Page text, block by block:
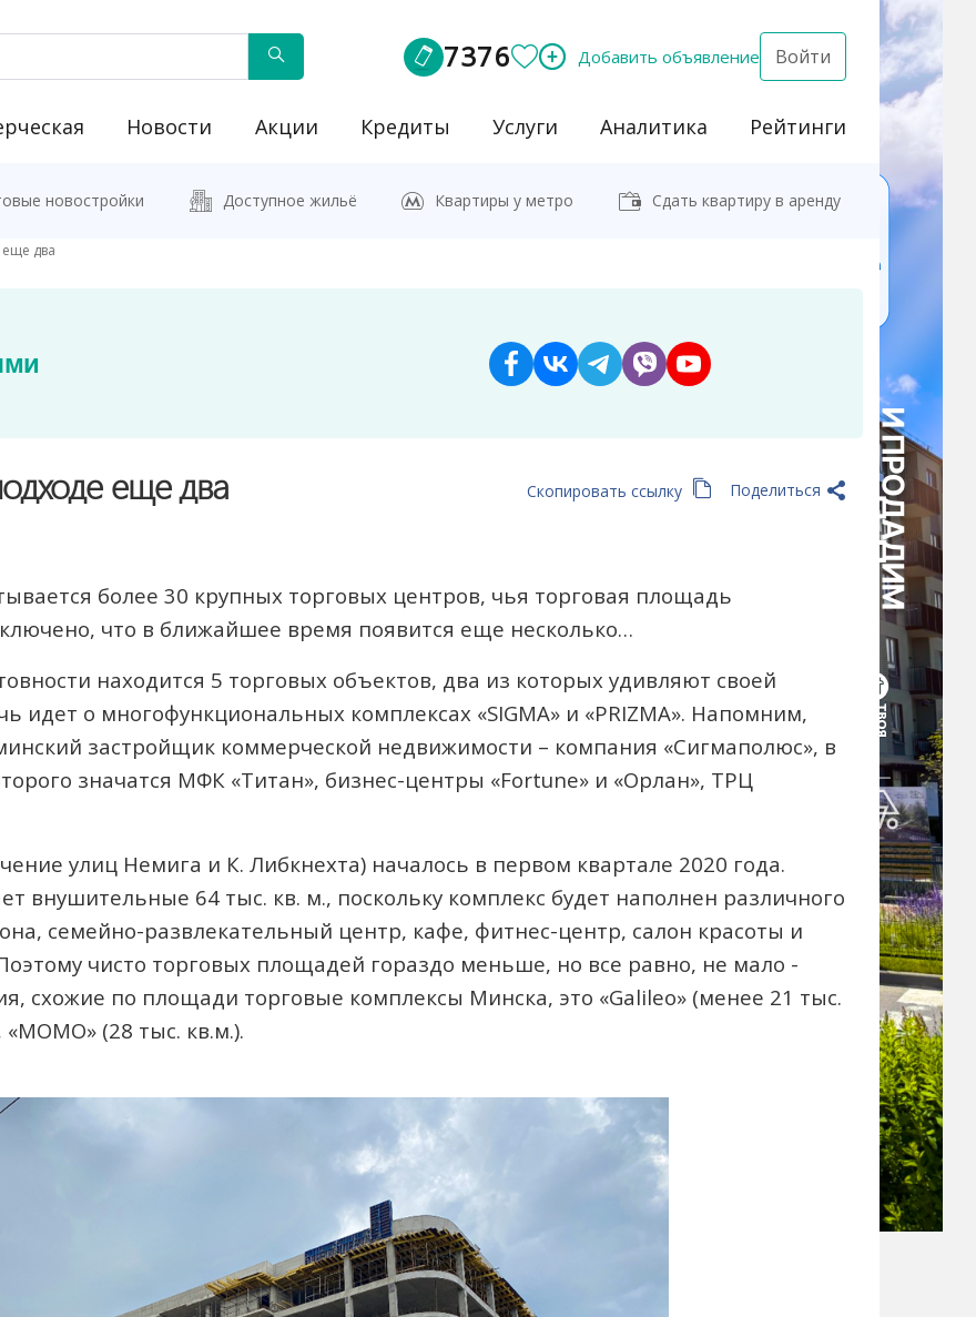
7376 Добавить объявление Войти
Новости Акции Кредиты Услуги Аналитика Рейтинги
новостройки Доступное жильё Квартиры у метро Сдать квартиру в аренду
два
еще два Скопировать ссылку Поделиться
более 30 крупных торговых центров, чья торговая площадь
что в ближайшее время появится еще несколько…
находится 5 торговых объектов, два из которых удивляют своей
идет о многофункциональных комплексах «SIGMA» и «PRIZMA». Напомним,
застройщик коммерческой недвижимости – компания «Сигмаполюс», в
значатся МФК «Титан», бизнес-центры «Fortune» и «Орлан», ТРЦ
улиц Немига и К. Либкнехта) началось в первом квартале 2020 года.
внушительные 64 тыс. кв. м., поскольку комплекс будет наполнен различного
семейно-развлекательный центр, кафе, фитнес-центр, салон красоты и
чисто торговых площадей гораздо меньше, но все равно, не мало -
схожие по площади торговые комплексы Минска, это «Galileo» (менее 21 тыс.
«МОМО» (28 тыс. кв.м.).